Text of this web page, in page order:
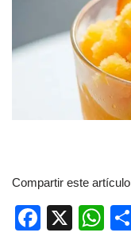
Compartir este
F
X
W